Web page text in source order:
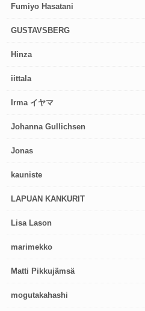
Fumiyo Hasatani
GUSTAVSBERG
Hinza
iittala
Irma イヤマ
Johanna Gullichsen
Jonas
kauniste
LAPUAN KANKURIT
Lisa Lason
marimekko
Matti Pikkujämsä
mogutakahashi